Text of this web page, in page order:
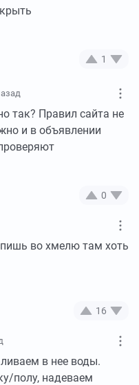
1
так? Правил сайта не
и в объявлении
0
во хмелю там хоть
16
в нее воды.
полу, надеваем